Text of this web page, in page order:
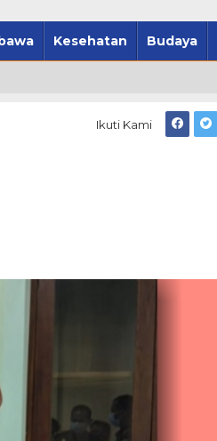
Kesehatan Budaya
Ikuti Kami